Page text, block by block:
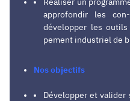
approfondir les
développer les
pement industriel de
Nos objectifs
Développer et